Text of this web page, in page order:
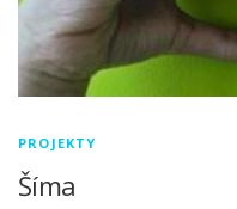
PROJEKTY
Šíma